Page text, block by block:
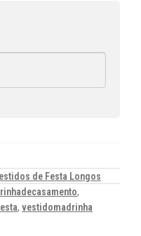
de Festa Longos
,
, vestidomadrinha